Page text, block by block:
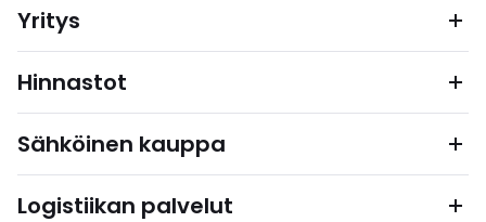
Yritys
Hinnastot
Sähköinen kauppa
Logistiikan palvelut